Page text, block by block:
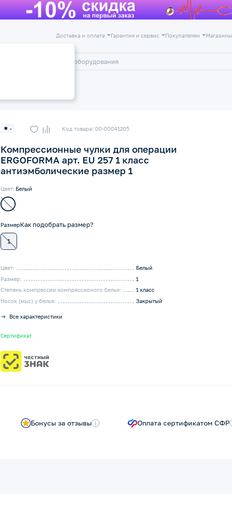
Доставка и оплата Гарантия и сервис Покупателям Магазины
- Код товара: 00-00041205
Компрессионные чулки для операции
ERGOFORMA арт. EU 257 1 класс
антиэмболические размер 1
Цвет: Белый
РазмерКак подобрать размер?
1
Цвет:
Белый
Размер:
1
Степень компрессии компрессионого белья:
1 класс
Носок (мыс) у белья:
Закрытый
Все характеристики
Сертификат
Бонусы за отзывы i Оплата сертификатом СФР